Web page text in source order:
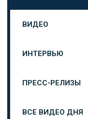
ВИДЕО
ИНТЕРВЬЮ
ПРЕСС-РЕЛИЗЫ
ВСЕ ВИДЕО ДНЯ